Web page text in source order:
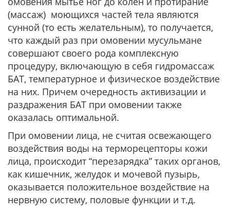
(массаж) моющихся частей тела являются
сунной (то есть желательным), то получается,
что каждый раз при омовении мусульмане
совершают своего рода комплексную
процедуру, включающую в себя гидромассаж
БАТ, температурное и физическое воздействие
на них. Причем очередность активизации и
раздражения БАТ при омовении также
оказалась оптимальной.
При омовении лица, не считая освежающего
воздействия воды на терморецепторы кожи
лица, происходит “перезарядка” таких органов,
как кишечник, желудок и мочевой пузырь,
оказывается положительное воздействие на
нервную систему, половые функции и т.д.